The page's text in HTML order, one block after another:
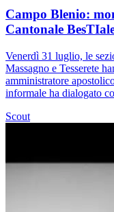
Campo Blenio:
Cantonale
Venerdì 31 luglio, le
Massagno e Tesserete
amministratore
informale ha dialogato
Scout